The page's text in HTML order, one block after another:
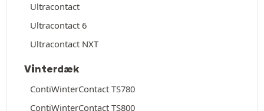
Ultracontact
Ultracontact 6
Ultracontact NXT
Vinterdæk
ContiWinterContact TS780
ContiWinterContact TS800